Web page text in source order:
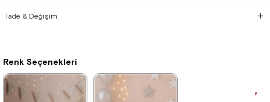
İade & Değişim
Renk Seçenekleri